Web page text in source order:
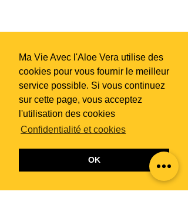
Ma Vie Avec l'Aloe Vera utilise des
cookies pour vous fournir le meilleur
service possible. Si vous continuez
sur cette page, vous acceptez
l'utilisation des cookies
Confidentialité et cookies
OK